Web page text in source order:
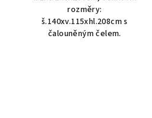
rozměry:
š.140xv.115xhl.208cm s
čalouněným čelem.